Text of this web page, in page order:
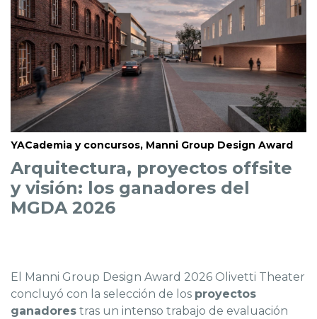
YACademia y concursos, Manni Group Design Award
Arquitectura, proyectos offsite
y visión: los ganadores del
MGDA 2026
El Manni Group Design Award 2026 Olivetti Theater
concluyó con la selección de los proyectos
ganadores tras un intenso trabajo de evaluación